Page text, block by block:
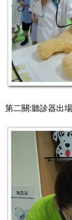
第二關:聽診器出